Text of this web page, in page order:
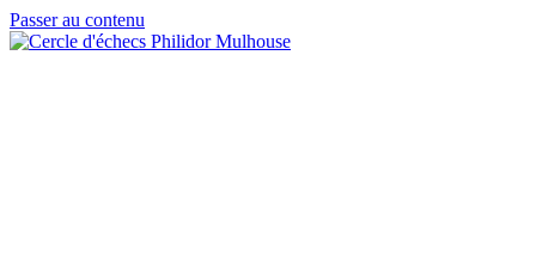
Passer au contenu